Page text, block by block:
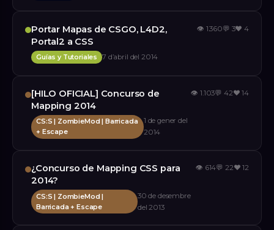
Portar Mapas de CSGO, L4D2,
Portal2 a CSS
Guías y Tutoriales 7 d’abril del 2014
👁 1.360💬 3❤️4
[HILO OFICIAL] Concurso de
Mapping 2014
CS:S | ZombieMod | Barricada
+ Escape
1 de gener del
2014
👁1.103💬 42❤️14
¿Concurso de Mapping CSS para
2014?
CS:S | ZombieMod |
Barricada + Escape
30 de desembre
del 2013
👁 614💬 22❤️12